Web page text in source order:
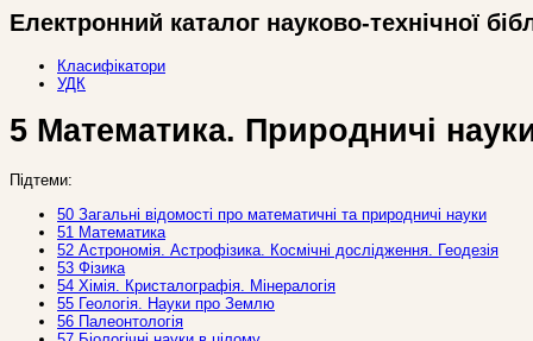
Електронний каталог науково-технічної
Класифікатори
УДК
5 Математика. Природничi
Підтеми:
50 Загальнi вiдомостi про математичні та природничі науки
51 Математика
52 Астрономiя. Астрофiзика. Космiчнi дослiдження. Геодезiя
53 Фiзика
54 Хiмiя. Кристалографiя. Мiнералогiя
55 Геологія. Науки про Землю
56 Палеонтологія